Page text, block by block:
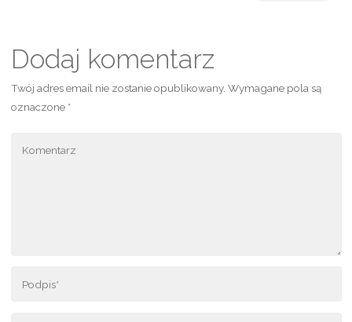
Dodaj komentarz
Twój adres email nie zostanie opublikowany. Wymagane pola są
oznaczone *